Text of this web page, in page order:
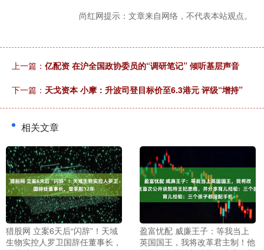
尚红网提示：文章来自网络，不代表本站观点。
上一篇： 亿配资 在沪全国政协委员的“调研笔记” 倾听基层声音
下一篇： 天戈资本 小摩：升波司登目标价至6.3港元 评级“增持”
相关文章
猎股网 立案6天后“闪辞”！天域
生物实控人罗卫国辞任董事长，
盈富忧配 威廉王子：等我当上
英国国王，我将改革君主制！他